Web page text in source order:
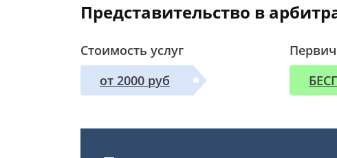
Представительство в
Стоимость услуг
от 2000 руб